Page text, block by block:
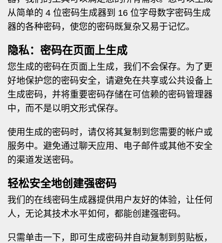
从简单的 4 位密码生成器到 16 位字母数字密码生成
器的各种密码，使您的密码既复杂又易于记忆。
隐私：密码在页面上生成
您生成的密码在页面上生成，我们不会保存。为了更
好地保护您的密码安全，请避免在共享或公共设备上
生成密码，并将重要密码存储在可信赖的密码管理器
中，而不是以明文形式保存。
使用生成的密码时，请仅将其复制到您需要的帐户或
服务中。避免通过聊天应用、电子邮件或其他不安全
的渠道发送密码。
轻松安全地创建强密码
我们的在线密码生成器提供用户友好的体验，让任何
人，无论其技术水平如何，都能创建强密码。
只需单击一下，即可生成密码并自动复制到剪贴板，